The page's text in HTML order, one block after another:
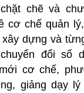
chẽ và
cơ chế quản
dựng và
đổi số
cơ chế,
giảng dạy